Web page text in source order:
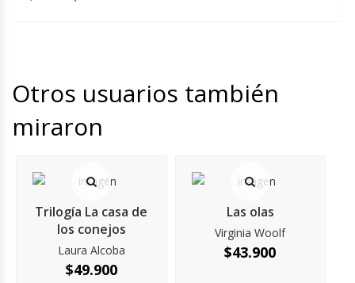
Otros usuarios también
miraron
Trilogía La casa de
los conejos
Laura Alcoba
$49.900
Las olas
Virginia Woolf
$43.900